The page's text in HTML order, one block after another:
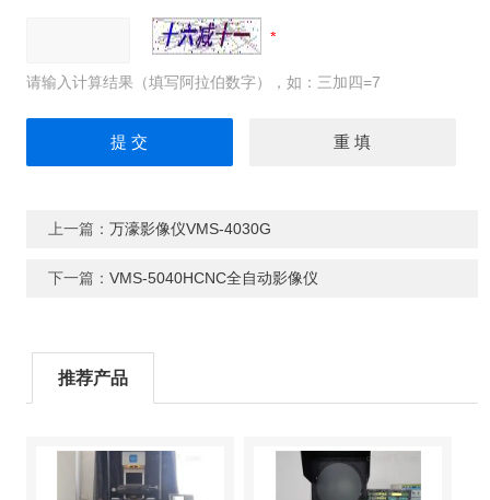
请输入计算结果（填写阿拉伯数字），如：三加四=7
上一篇： 万濠影像仪VMS-4030G
下一篇： VMS-5040HCNC全自动影像仪
推荐产品